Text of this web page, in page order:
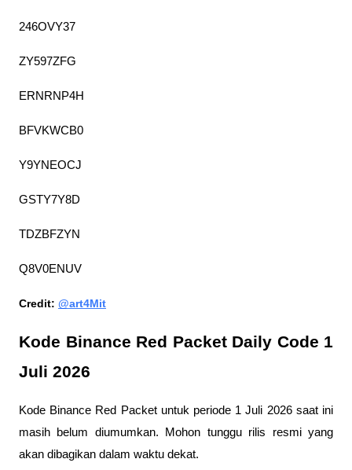
246OVY37
ZY597ZFG
ERNRNP4H
BFVKWCB0
Y9YNEOCJ
GSTY7Y8D
TDZBFZYN
Q8V0ENUV
Credit: @art4Mit
Kode Binance Red Packet Daily Code 1
Juli 2026
Kode Binance Red Packet untuk periode 1 Juli 2026 saat ini
masih belum diumumkan. Mohon tunggu rilis resmi yang
akan dibagikan dalam waktu dekat.